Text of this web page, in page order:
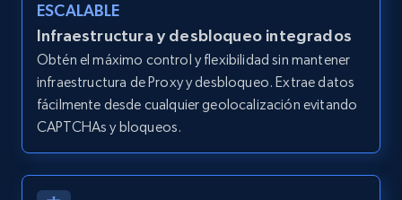
Zillow properties listing information -
Search by parameters on zillow and use the
direct link as input
Zpid, City, State, HomeStatus, Address,
IsListingClaimedByCurrentSignedInUser,
IsCurrentSignedInAgentResponsible, Bedrooms,
and more.
ESCALABLE
Infraestructura y desbloqueo integrados
Obtén el máximo control y flexibilidad sin mantener
infraestructura de Proxy y desbloqueo. Extrae datos
fácilmente desde cualquier geolocalización evitando
CAPTCHAs y bloqueos.